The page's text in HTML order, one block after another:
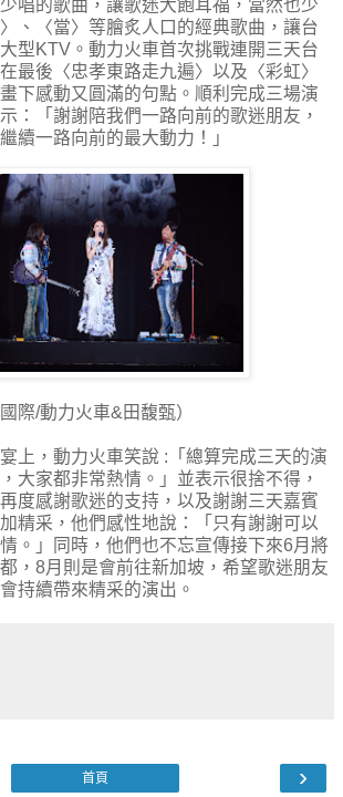
唱的歌曲，讓歌迷大飽耳福，當然也少
、〈當〉等膾炙人口的經典歌曲，讓台
型KTV。動力火車首次挑戰連開三天台
最後〈忠孝東路走九遍〉以及〈彩虹〉
下感動又圓滿的句點。順利完成三場演
：「謝謝陪我們一路向前的歌迷朋友，
續一路向前的最大動力！」
際/動力火車&田馥甄）
上，動力火車笑說 :「總算完成三天的演
大家都非常熱情。」並表示很捨不得，
度感謝歌迷的支持，以及謝謝三天嘉賓
精采，他們感性地說：「只有謝謝可以
。」同時，他們也不忘宣傳接下來6月將
都，8月則是會前往新加坡，希望歌迷朋友
持續帶來精采的演出。
›
首頁